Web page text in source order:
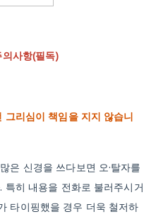
사항(필독)
그리심이 책임을 지지 않습니
은 신경을 쓰다보면 오·탈자를
히 내용을 전화로 불러주시거
타이핑했을 경우 더욱 철저하